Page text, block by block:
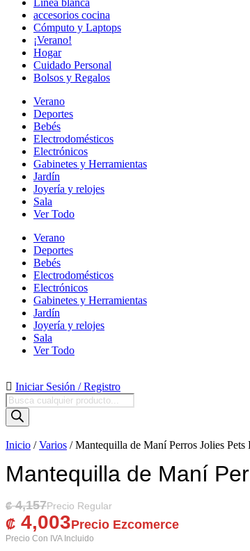
Línea blanca
accesorios cocina
Cómputo y Laptops
¡Verano!
Hogar
Cuidado Personal
Bolsos y Regalos
Verano
Deportes
Bebés
Electrodomésticos
Electrónicos
Gabinetes y Herramientas
Jardín
Joyería y relojes
Sala
Ver Todo
Verano
Deportes
Bebés
Electrodomésticos
Electrónicos
Gabinetes y Herramientas
Jardín
Joyería y relojes
Sala
Ver Todo
Iniciar Sesión / Registro
Búsqueda
de
productos
Inicio /Varios / Mantequilla de Maní Perros Jolies
Mantequilla de Maní
₡4,157
El Precio Original Era: ₡ 4,157.
₡ 4,003
El Precio Actual Es: ₡ 4,003.